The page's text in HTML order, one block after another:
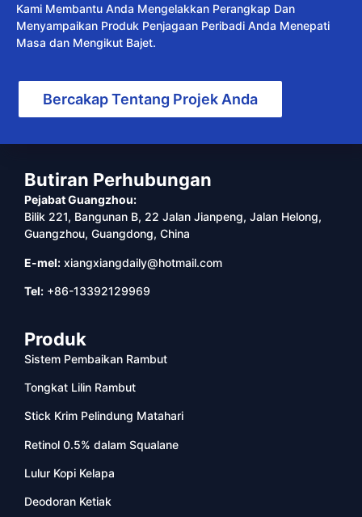
Kami Membantu Anda Mengelakkan Perangkap Dan
Menyampaikan Produk Penjagaan Peribadi Anda Menepati
Masa dan Mengikut Bajet.
Bercakap Tentang Projek Anda
Butiran Perhubungan
Pejabat Guangzhou:
Bilik 221, Bangunan B, 22 Jalan Jianpeng, Jalan Helong,
Guangzhou, Guangdong, China
E-mel: xiangxiangdaily@hotmail.com
Tel: +86-13392129969
Produk
Sistem Pembaikan Rambut
Tongkat Lilin Rambut
Stick Krim Pelindung Matahari
Retinol 0.5% dalam Squalane
Lulur Kopi Kelapa
Deodoran Ketiak